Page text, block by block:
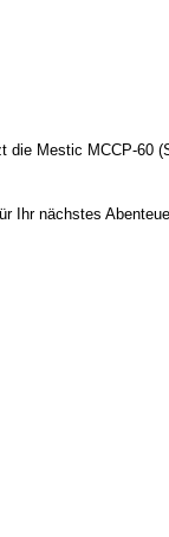
Mestic MCCP-60
Ihr nächstes